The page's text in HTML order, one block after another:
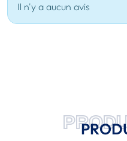
Il n'y a aucun avis